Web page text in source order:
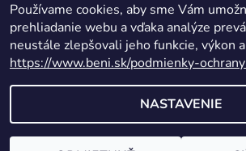
Facebook
2026 © beni.sk, všetky práva
Používame cookies, aby sme Vám
prehliadanie webu a vďaka analýze
neustále zlepšovali jeho funkcie, výkon
https://www.beni.sk/podmienky-
NASTAVENIE